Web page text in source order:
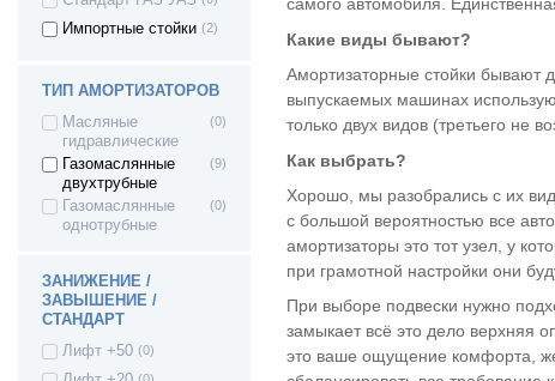
Great Wall Sailor (4)
Great Wall Hover
(4)
Great Wall Hover
H5
Great Wall Hover
Great Wall Safe F1
Honda Civic (1)
Honda CR-V (RD1,
RD2)
(1)
Hyundai Accent
Hyundai Porter (H-1
/ STAREX)
Hyundai i30 (2)
Импортные стойки (2)
ТИП АМОРТИЗАТОРОВ
Масляные
гидравлические
(0)
Газомаслянные
двухтрубные
(9)
Газомаслянные
однотрубные
(0)
ЗАНИЖЕНИЕ /
ЗАВЫШЕНИЕ /
СТАНДАРТ
Лифт +50 (0)
самого автомобиля.
Какие виды бывают?
Амортизаторные стойки бывают
выпускаемых машинах
только двух видов (третьего не
Как выбрать?
Хорошо, мы разобрались с их
с большой вероятностью все
амортизаторы это тот узел, у
при грамотной настройки они
При выборе подвески нужно
замыкает всё это дело верхняя
это ваше ощущение комфорта,